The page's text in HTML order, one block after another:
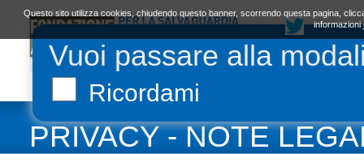
Vuoi passare alla
Ricordami
LA FONDAZIONE
PRIVACY - NOTE
Questo sito utilizza cookies, chiudendo questo banner, scorrendo questa pagina,
informazioni